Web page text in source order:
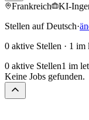
Frankreich
KI-
Stellen auf Deutsch·
0 aktive Stellen · 1 im
0 aktive Stellen1 im
Keine Jobs gefunden.